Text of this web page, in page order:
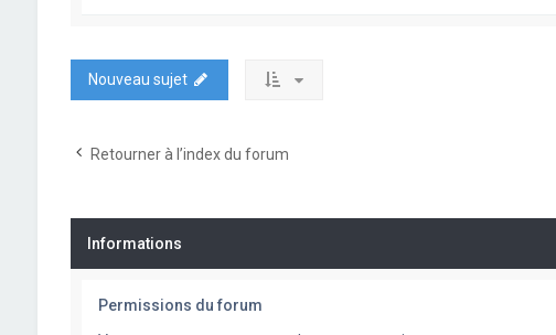
Nouveau sujet
Retourner à l’index du forum
Informations
Permissions du forum